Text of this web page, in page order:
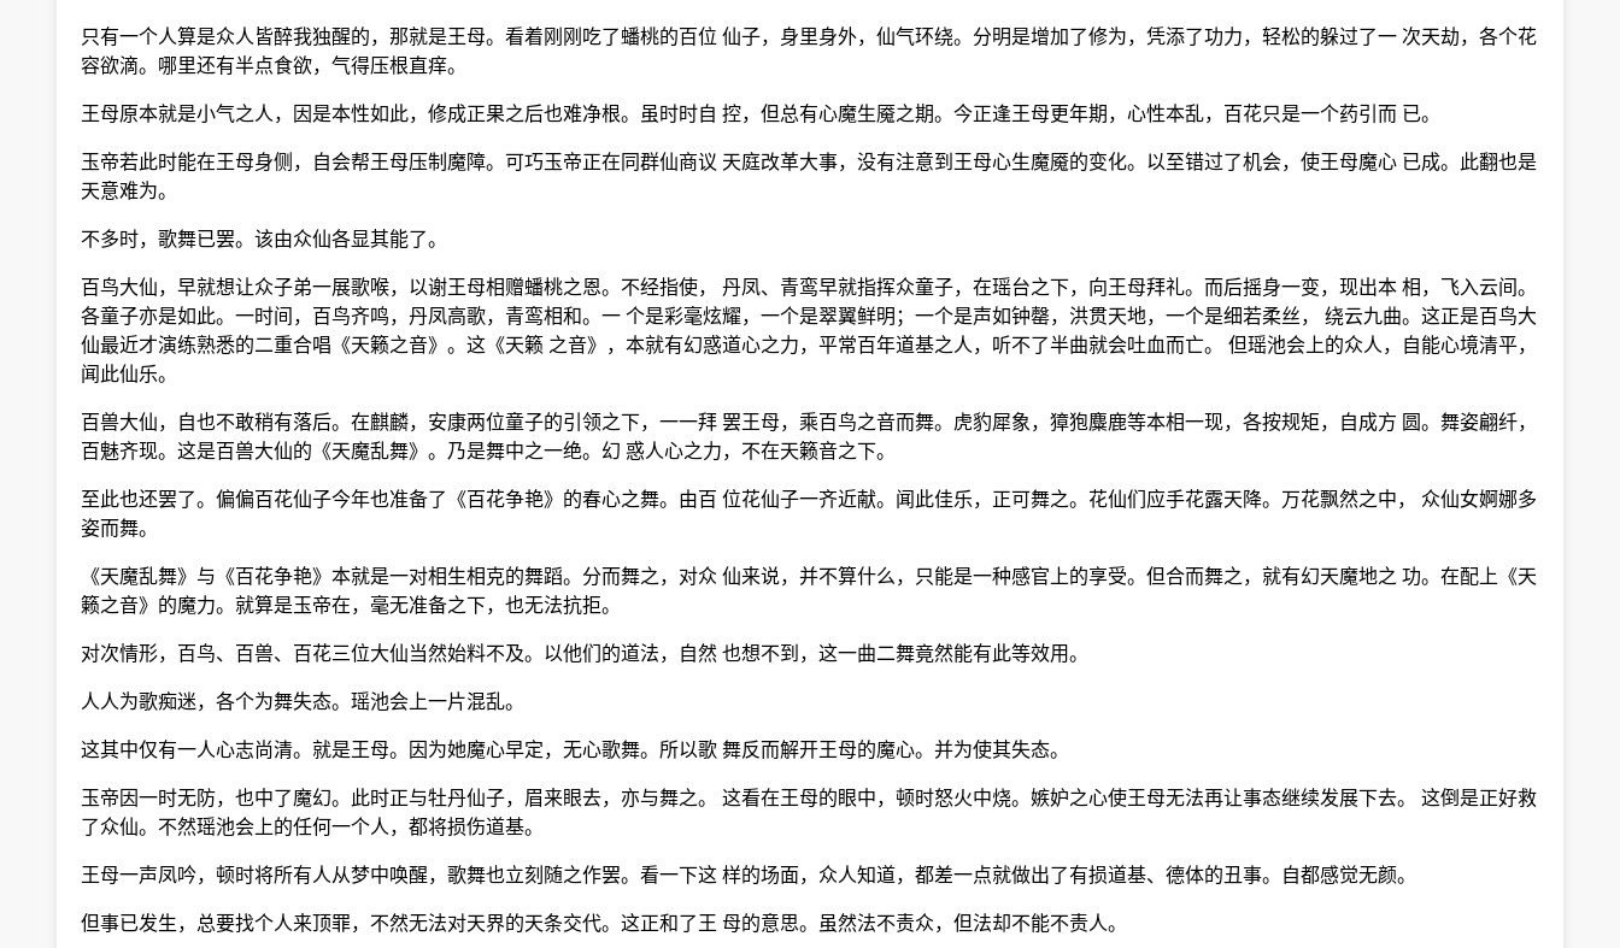
只有一个人算是众人皆醉我独醒的，那就是王母。看着刚刚吃了蟠桃的百位 仙子，身里身外，仙气环绕。分明是增加了修为，凭添了功力，轻松的躲过了一 次天劫，各个花
容欲滴。哪里还有半点食欲，气得压根直痒。
王母原本就是小气之人，因是本性如此，修成正果之后也难净根。虽时时自 控，但总有心魔生魇之期。今正逢王母更年期，心性本乱，百花只是一个药引而 已。
玉帝若此时能在王母身侧，自会帮王母压制魔障。可巧玉帝正在同群仙商议 天庭改革大事，没有注意到王母心生魔魇的变化。以至错过了机会，使王母魔心 已成。此翻也是
天意难为。
不多时，歌舞已罢。该由众仙各显其能了。
百鸟大仙，早就想让众子弟一展歌喉，以谢王母相赠蟠桃之恩。不经指使， 丹凤、青鸾早就指挥众童子，在瑶台之下，向王母拜礼。而后摇身一变，现出本 相，飞入云间。
各童子亦是如此。一时间，百鸟齐鸣，丹凤高歌，青鸾相和。一 个是彩毫炫耀，一个是翠翼鲜明；一个是声如钟罄，洪贯天地，一个是细若柔丝， 绕云九曲。这正是百鸟大
仙最近才演练熟悉的二重合唱《天籁之音》。这《天籁 之音》，本就有幻惑道心之力，平常百年道基之人，听不了半曲就会吐血而亡。 但瑶池会上的众人，自能心境清平，
闻此仙乐。
百兽大仙，自也不敢稍有落后。在麒麟，安康两位童子的引领之下，一一拜 罢王母，乘百鸟之音而舞。虎豹犀象，獐狍麋鹿等本相一现，各按规矩，自成方 圆。舞姿翩纤，
百魅齐现。这是百兽大仙的《天魔乱舞》。乃是舞中之一绝。幻 惑人心之力，不在天籁音之下。
至此也还罢了。偏偏百花仙子今年也准备了《百花争艳》的春心之舞。由百 位花仙子一齐近献。闻此佳乐，正可舞之。花仙们应手花露天降。万花飘然之中， 众仙女婀娜多
姿而舞。
《天魔乱舞》与《百花争艳》本就是一对相生相克的舞蹈。分而舞之，对众 仙来说，并不算什么，只能是一种感官上的享受。但合而舞之，就有幻天魔地之 功。在配上《天
籁之音》的魔力。就算是玉帝在，毫无准备之下，也无法抗拒。
对次情形，百鸟、百兽、百花三位大仙当然始料不及。以他们的道法，自然 也想不到，这一曲二舞竟然能有此等效用。
人人为歌痴迷，各个为舞失态。瑶池会上一片混乱。
这其中仅有一人心志尚清。就是王母。因为她魔心早定，无心歌舞。所以歌 舞反而解开王母的魔心。并为使其失态。
玉帝因一时无防，也中了魔幻。此时正与牡丹仙子，眉来眼去，亦与舞之。 这看在王母的眼中，顿时怒火中烧。嫉妒之心使王母无法再让事态继续发展下去。 这倒是正好救
了众仙。不然瑶池会上的任何一个人，都将损伤道基。
王母一声凤吟，顿时将所有人从梦中唤醒，歌舞也立刻随之作罢。看一下这 样的场面，众人知道，都差一点就做出了有损道基、德体的丑事。自都感觉无颜。
但事已发生，总要找个人来顶罪，不然无法对天界的天条交代。这正和了王 母的意思。虽然法不责众，但法却不能不责人。